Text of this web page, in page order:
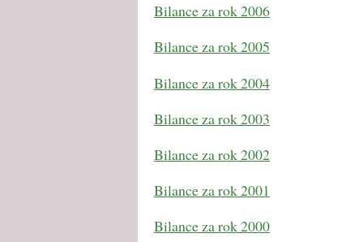
Bilance za rok 2006
Bilance za rok 2005
Bilance za rok 2004
Bilance za rok 2003
Bilance za rok 2002
Bilance za rok 2001
Bilance za rok 2000